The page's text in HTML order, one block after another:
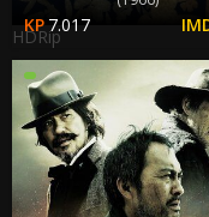
7.017
HDRip